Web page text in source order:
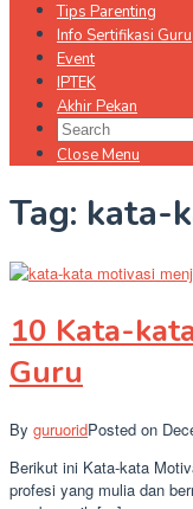
Tips Parenting
Info Sertifikasi Guru
Event
IPTEK
Akhir Pekan
Close Menu
Tag: kata-
10 Kata-
Guru
By guruoridPosted on
Berikut ini Kata-kata
profesi yang mulia dan